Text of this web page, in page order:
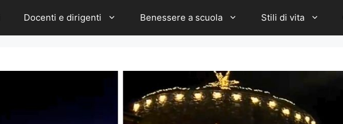
Docenti e dirigenti Benessere a scuola Stili di vita